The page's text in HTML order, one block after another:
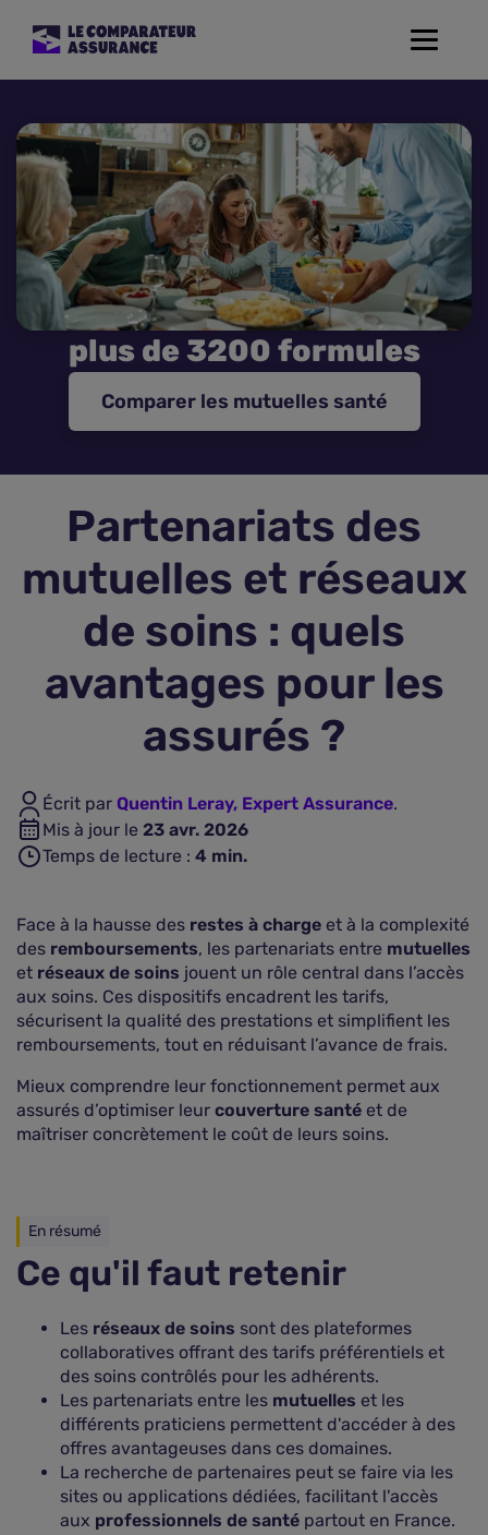
Toggle
Mutuelle Santé
Assurance Moto
Assurance Habitation
Assurance de prêt
Assurance Animaux
Assurance vie
Plus d'assurances
plus de 3200 formules
Comparer les mutuelles santé
Partenariats des
mutuelles et réseaux
de soins : quels
avantages pour les
assurés ?
Écrit par Quentin Leray, Expert Assurance.
Mis à jour le 23 avr. 2026
Temps de lecture : 4 min.
Face à la hausse des restes à charge et à la complexité
des remboursements, les partenariats entre mutuelles
et réseaux de soins jouent un rôle central dans l’accès
aux soins. Ces dispositifs encadrent les tarifs,
sécurisent la qualité des prestations et simplifient les
remboursements, tout en réduisant l’avance de frais.
Mieux comprendre leur fonctionnement permet aux
assurés d’optimiser leur couverture santé et de
maîtriser concrètement le coût de leurs soins.
En résumé
Ce qu'il faut retenir
Les réseaux de soins sont des plateformes
collaboratives offrant des tarifs préférentiels et
des soins contrôlés pour les adhérents.
Les partenariats entre les mutuelles et les
différents praticiens permettent d'accéder à des
offres avantageuses dans ces domaines.
La recherche de partenaires peut se faire via les
sites ou applications dédiées, facilitant l'accès
aux professionnels de santé partout en France.